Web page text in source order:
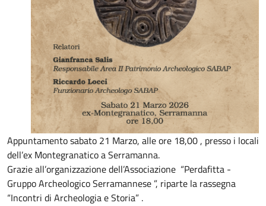
Appuntamento sabato 21 Marzo, alle ore 18,00 , presso i locali
dell’ex Montegranatico a Serramanna.
Grazie all’organizzazione dell’Associazione “Perdafitta -
Gruppo Archeologico Serramannese ”, riparte la rassegna
“Incontri di Archeologia e Storia” .